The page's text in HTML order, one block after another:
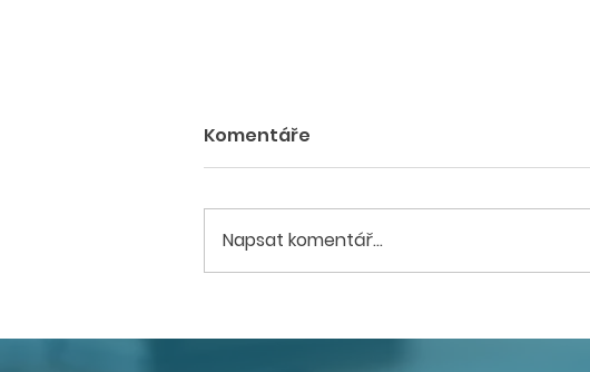
sérii krajských konferencí
Komentáře
Napsat komentář...